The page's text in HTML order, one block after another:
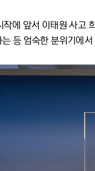
에 앞서 이태원 사고
등 엄숙한 분위기에